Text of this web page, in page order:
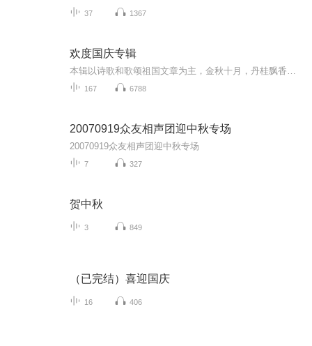
37 1367
欢度国庆专辑
167 6788
20070919众友相声团迎中秋专场
20070919众友相声团迎中秋专场
7 327
贺中秋
3 849
（已完结）喜迎国庆
16 406